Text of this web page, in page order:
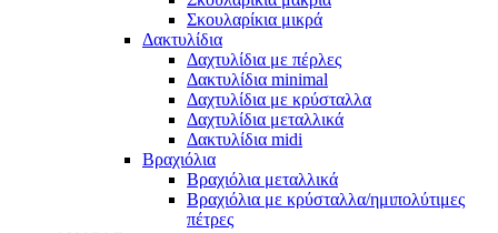
Σκουλαρίκια μικρά
Δακτυλίδια
Δαχτυλίδια με πέρλες
Δακτυλίδια minimal
Δαχτυλίδια με κρύσταλλα
Δαχτυλίδια μεταλλικά
Δακτυλίδια midi
Βραχιόλια
Βραχιόλια μεταλλικά
Βραχιόλια με κρύσταλλα/ημιπολύτιμες
πέτρες